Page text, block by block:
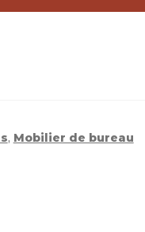
, Mobilier de bureau